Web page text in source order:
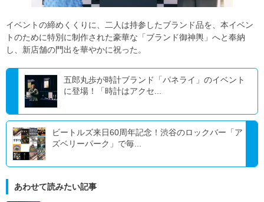
イベントの締めくくりに、二人は持参したブランド品を、本イベン
トのために特別に制作された豪華な「ブランド御神輿」へと奉納
し、新店舗の門出を華やかに祝った。
五郎丸歩が時計ブランド「パネライ」のイベント
に登場！「時計はアクセ...
ビートルズ来日60周年記念！渋谷のロックバー「ア
ズベリーパーク」で毎...
あわせて読みたい記事